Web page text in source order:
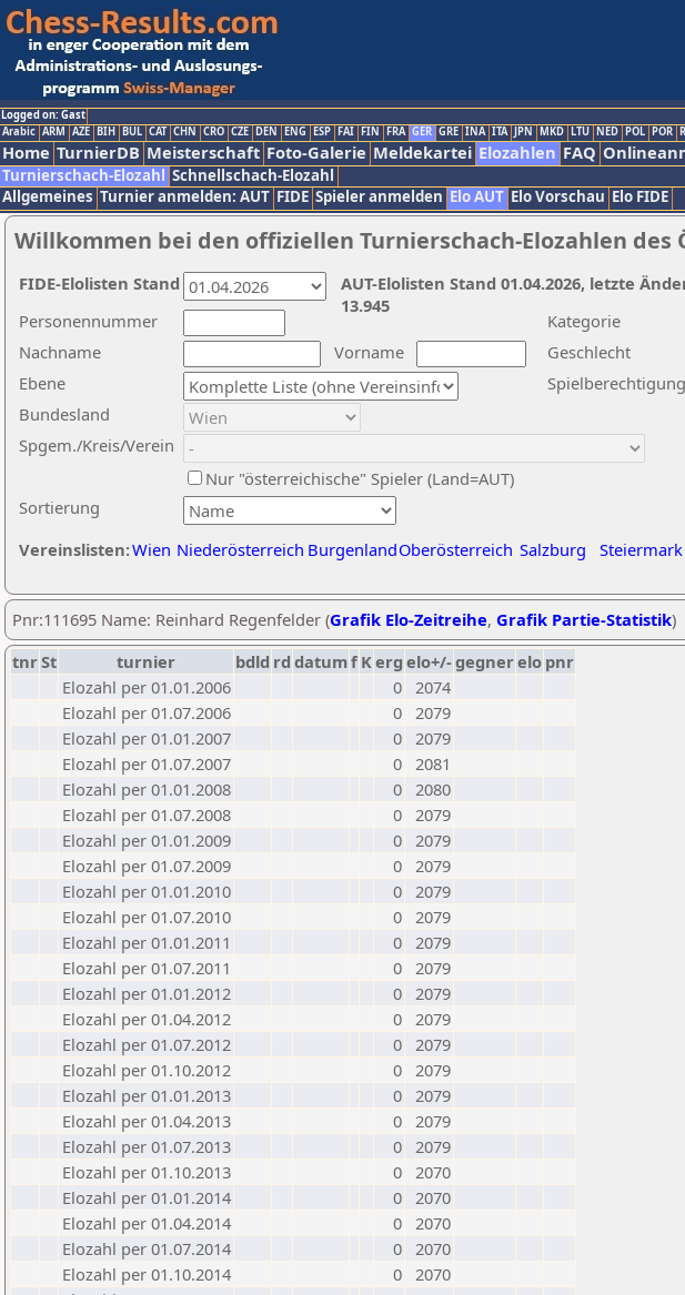
Logged on: Gast
Arabic ARM AZE BIH BUL CAT CHN CRO CZE DEN ENG ESP FAI FIN FRA GER GRE INA ITA JPN MKD LTU NED POL POR
Home TurnierDB Meisterschaft Foto-Galerie Meldekartei Elozahlen FAQ
Turnierschach-Elozahl Schnellschach-Elozahl
Allgemeines Turnier anmelden: AUT FIDE Spieler anmelden Elo AUT Elo Vorschau Elo FIDE
Willkommen bei den offiziellen Turnierschach-Elozahlen des
Nachname
Vorname
Ebene
Kategorie
Sortierung
Personennummer
Bundesland
Spgem./Kreis/Verein
Geschlecht
Nur "österreichische" Spieler (Land=AUT)
Spielberechtigung
Vereinslisten:Wien Niederösterreich BurgenlandOberösterreich Salzburg Steiermark
AUT-Elolisten Stand 01.04.2026, letzte
13.945
FIDE-Elolisten Stand
Pnr:111695 Name: Reinhard Regenfelder (Grafik Elo-Zeitreihe, Grafik Partie-Statistik)
tnrSt turnier bdld rd datumf Kerg elo+/-gegnerelo pnr
Elozahl per 01.01.2006
0 2074
Elozahl per 01.07.2006
0 2079
Elozahl per 01.01.2007
0 2079
Elozahl per 01.07.2007
0 2081
Elozahl per 01.01.2008
0 2080
Elozahl per 01.07.2008
0 2079
Elozahl per 01.01.2009
0 2079
Elozahl per 01.07.2009
0 2079
Elozahl per 01.01.2010
0 2079
Elozahl per 01.07.2010
0 2079
Elozahl per 01.01.2011
0 2079
Elozahl per 01.07.2011
0 2079
Elozahl per 01.01.2012
0 2079
Elozahl per 01.04.2012
0 2079
Elozahl per 01.07.2012
0 2079
Elozahl per 01.10.2012
0 2079
Elozahl per 01.01.2013
0 2079
Elozahl per 01.04.2013
0 2079
Elozahl per 01.07.2013
0 2079
Elozahl per 01.10.2013
0 2070
Elozahl per 01.01.2014
0 2070
Elozahl per 01.04.2014
0 2070
Elozahl per 01.07.2014
0 2070
Elozahl per 01.10.2014
0 2070